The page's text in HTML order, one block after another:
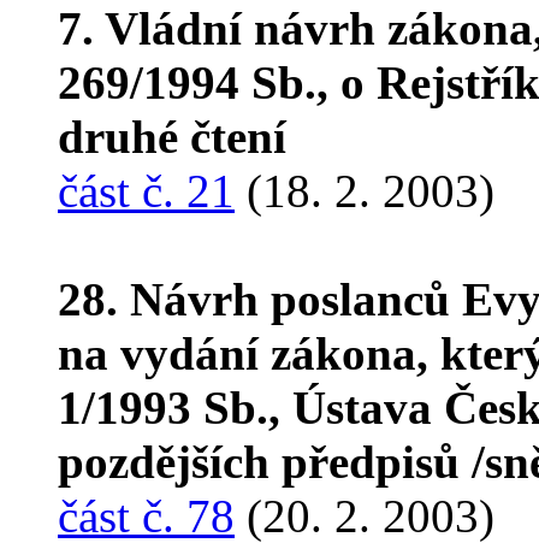
7. Vládní návrh
269/1994 Sb., o
druhé čtení
část č. 21 (18. 2. 2003)
28. Návrh poslanců
na vydání zákona,
1/1993 Sb., Ústava
pozdějších předpisů /
část č. 78 (20. 2. 2003)